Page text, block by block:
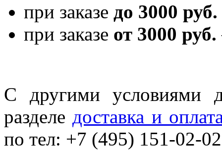
при заказе до 3000 руб.
при заказе от 3000 руб.
С другими условиями
разделе доставка и
по тел: +7 (495) 151-02-02